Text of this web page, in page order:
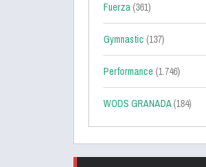
Fuerza (361)
Gymnastic (137)
Performance (1.746)
WODS GRANADA(184)